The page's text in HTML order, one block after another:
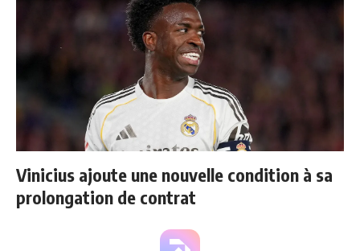
Vinicius ajoute une nouvelle condition à sa
prolongation de contrat